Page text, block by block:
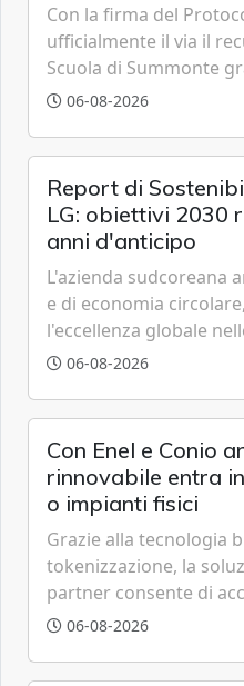
Con la firma del
ufficialmente il via il
Scuola di Summonte
partenariato pubblico-
06-08-2026
Report di
LG: obiettivi 2030
anni d'anticipo
L'azienda sudcoreana
e di economia
l'eccellenza globale
grazie a innovazione,
06-08-2026
Con Enel e Conio
rinnovabile entra
o impianti fisici
Grazie alla tecnologia
tokenizzazione, la
partner consente di
all'eolico ottenendo
06-08-2026